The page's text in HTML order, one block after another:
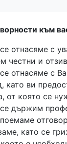
към
отнасяме с
честни и
отнасяме с
като ви
от която се
държим
като се